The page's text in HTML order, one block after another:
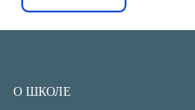
О ШКОЛЕ